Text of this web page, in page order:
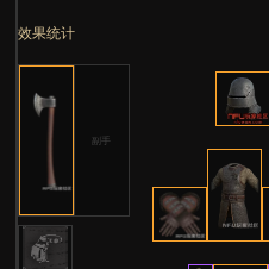
法术记忆
效果统计